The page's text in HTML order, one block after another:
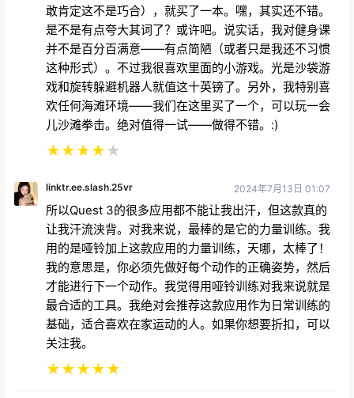
敢肯定这不是巧合），就买了一本。嘿，其实还不错。
是不是有点夸大其词了？或许吧。说实话，我对健身课
并不是百分百满意——有点简陋（或者只是我还不习惯
这种形式）。不过我很喜欢里面的小游戏。光是沙袋游
戏和旋转躲避机器人就值这十英镑了。另外，我特别喜
欢任何海滩环境——我们在这里买了一个，可以玩一会
儿沙滩拳击。绝对值得一试——做得不错。:)
★★★★★
linktr.ee.slash.25vr 2024年7月13日 01:07
所以Quest 3的很多应用都不能让我出汗，但这款真的
让我汗流浃背。对我来说，最棒的是它的力量训练。我
用的是哑铃加上这款应用的力量训练，天哪，太棒了！
我的意思是，你必须先做好每个动作的正确姿势，然后
才能进行下一个动作。我觉得用哑铃训练对我来说就是
最合适的工具。我绝对会推荐这款应用作为日常训练的
基础，适合喜欢在家运动的人。如果你想要折扣，可以
关注我。
★★★★★